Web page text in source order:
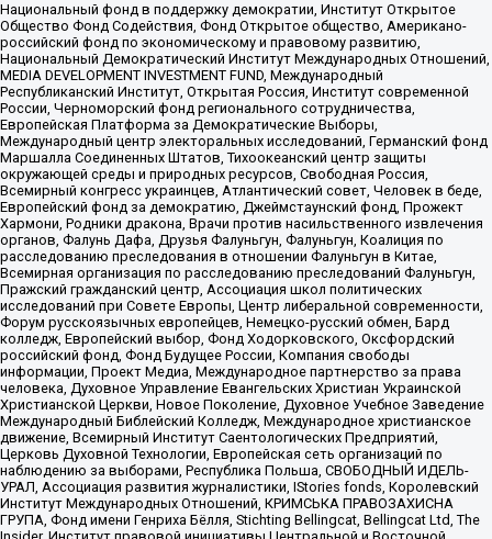
Национальный фонд в поддержку демократии, Институт Открытое
Общество Фонд Содействия, Фонд Открытое общество, Американо-
российский фонд по экономическому и правовому развитию,
Национальный Демократический Институт Международных Отношений,
MEDIA DEVELOPMENT INVESTMENT FUND, Международный
Республиканский Институт, Открытая Россия, Институт современной
России, Черноморский фонд регионального сотрудничества,
Европейская Платформа за Демократические Выборы,
Международный центр электоральных исследований, Германский фонд
Маршалла Соединенных Штатов, Тихоокеанский центр защиты
окружающей среды и природных ресурсов, Свободная Россия,
Всемирный конгресс украинцев, Атлантический совет, Человек в беде,
Европейский фонд за демократию, Джеймстаунский фонд, Прожект
Хармони, Родники дракона, Врачи против насильственного извлечения
органов, Фалунь Дафа, Друзья Фалуньгун, Фалуньгун, Коалиция по
расследованию преследования в отношении Фалуньгун в Китае,
Всемирная организация по расследованию преследований Фалуньгун,
Пражский гражданский центр, Ассоциация школ политических
исследований при Совете Европы, Центр либеральной современности,
Форум русскоязычных европейцев, Немецко-русский обмен, Бард
колледж, Европейский выбор, Фонд Ходорковского, Оксфордский
российский фонд, Фонд Будущее России, Компания свободы
информации, Проект Медиа, Международное партнерство за права
человека, Духовное Управление Евангельских Христиан Украинской
Христианской Церкви, Новое Поколение, Духовное Учебное Заведение
Международный Библейский Колледж, Международное христианское
движение, Всемирный Институт Саентологических Предприятий,
Церковь Духовной Технологии, Европейская сеть организаций по
наблюдению за выборами, Республика Польша, СВОБОДНЫЙ ИДЕЛЬ-
УРАЛ, Ассоциация развития журналистики, IStories fonds, Королевский
Институт Международных Отношений, КРИМСЬКА ПРАВОЗАХИСНА
ГРУПА, Фонд имени Генриха Бёлля, Stichting Bellingcat, Bellingcat Ltd, The